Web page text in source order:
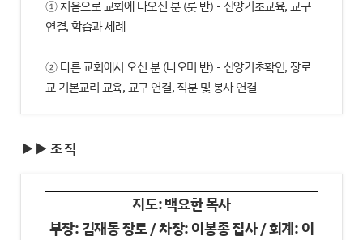
① 처음으로 교회에 나오신 분 (룻 반) - 신앙기초교육, 교구
연결, 학습과 세례
② 다른 교회에서 오신 분 (나오미 반) - 신앙기초확인, 장로
교 기본교리 교육, 교구 연결, 직분 및 봉사 연결
▶▶ 조 직
지도: 백요한 목사
부장: 김재동 장로 / 차장: 이봉종 집사 / 회계: 이